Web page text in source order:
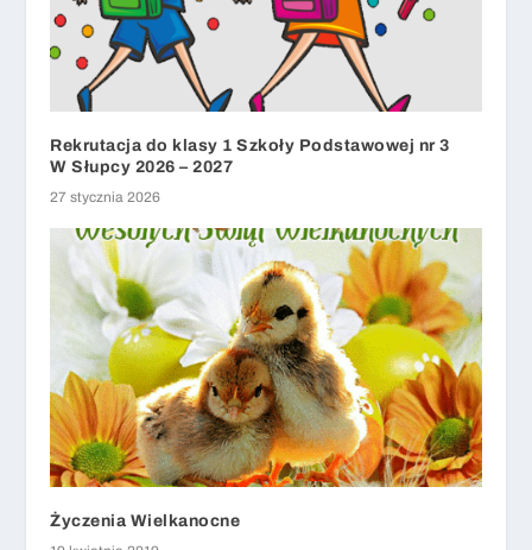
Rekrutacja do klasy 1 Szkoły Podstawowej nr 3
W Słupcy 2026 – 2027
27 stycznia 2026
Życzenia Wielkanocne